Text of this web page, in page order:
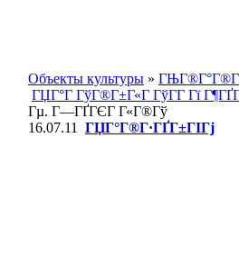
Объекты культуры »
ГЏГ°Г ГўГ®Г±Г«Г ГўГ­Г Гї
Гµ. Г—ГҐГЄГ Г«Г®Гў
16.07.11
ГЏГ°Г®Г·ГҐГ±ГІГј